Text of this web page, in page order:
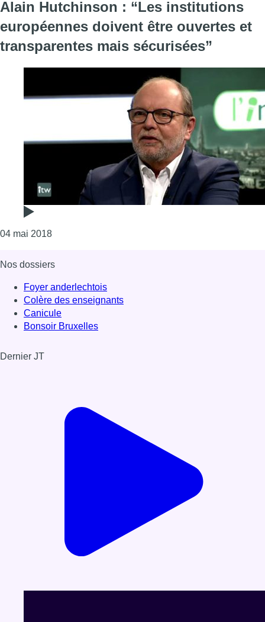
Alain Hutchinson : “Les institutions
européennes doivent être ouvertes et
transparentes mais sécurisées”
04 mai 2018Consulter l'article "Alain Hutchinson : “Les
Nos dossiers
Foyer anderlechtois
Colère des enseignants
Canicule
Bonsoir Bruxelles
Dernier JT